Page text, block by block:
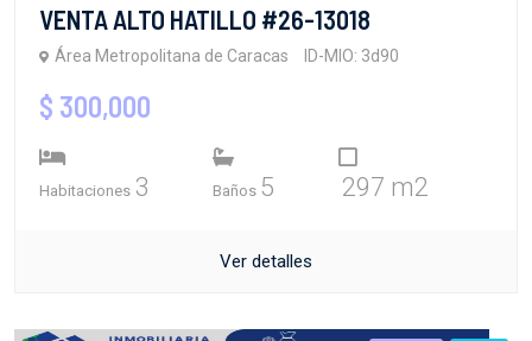
VENTA ALTO HATILLO #26-13018
Área Metropolitana de Caracas ID-MIO: 3d90
$ 300,000
Habitaciones 3 Baños 5 297 m2
Ver detalles